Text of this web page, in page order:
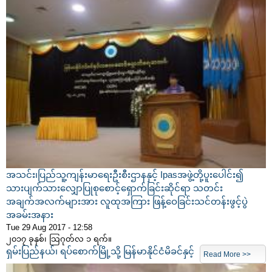
အသင်း၊ပြည်သူ့ကျန်းမာရေးဦးစီးဌာနနှင့် Ipasအဖွဲ့တို့ပူးပေါင်း၍
သားပျက်သားလျှောပြုစုစောင့်ရှောက်ခြင်းဆိုင်ရာ သတင်း
အချက်အလက်များအား လူထုအကြား ဖြန့်ဝေခြင်းသင်တန်းဖွင့်ပွဲ
အခမ်းအနား
Tue 29 Aug 2017 - 12:58
၂၀၁၇ ခုနှစ်၊ သြဂုတ်လ ၁ ရက်။
Read More >>
ရှမ်းပြည်နယ်၊ ရပ်စောက်မြို့သို့ မြန်မာနိုင်ငံမိခင်နှင့်